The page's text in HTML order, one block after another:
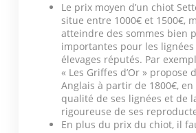
Le prix moyen d’un chiot
situe entre 1000€ et 1500€,
atteindre des sommes bien
importantes pour les lignées
élevages réputés. Par
« Les Griffes d’Or » propose
Anglais à partir de 1800€,
qualité de ses lignées et de
rigoureuse de ses
En plus du prix du chiot, il